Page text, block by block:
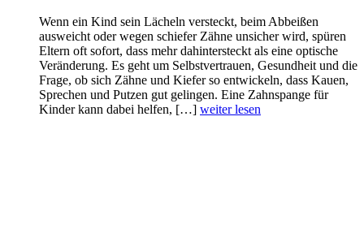
Wenn ein Kind sein Lächeln versteckt, beim Abbeißen
ausweicht oder wegen schiefer Zähne unsicher wird, spüren
Eltern oft sofort, dass mehr dahintersteckt als eine optische
Veränderung. Es geht um Selbstvertrauen, Gesundheit und die
Frage, ob sich Zähne und Kiefer so entwickeln, dass Kauen,
Sprechen und Putzen gut gelingen. Eine Zahnspange für
Kinder kann dabei helfen, […] weiter lesen